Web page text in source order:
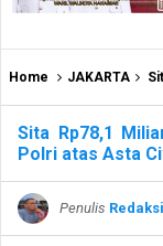
Home JAKARTA
Sita Rp78,1
Polri atas Asta
Penulis